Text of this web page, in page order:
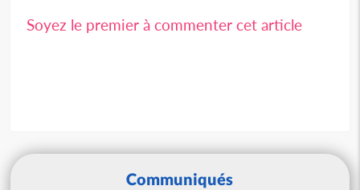
Soyez le premier à commenter cet article
Communiqués